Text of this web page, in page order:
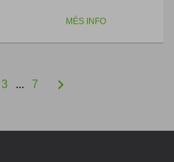
MÉS INFO
3 ... 7 chevron_right